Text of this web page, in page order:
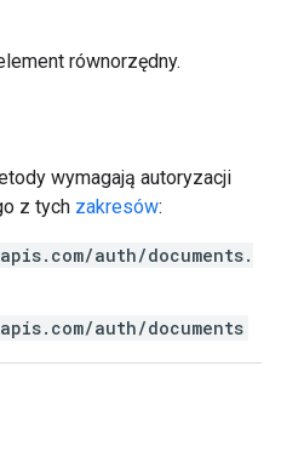
równorzędny.
wymagają autoryzacji
z tych zakresów:
auth/documents.
auth/documents